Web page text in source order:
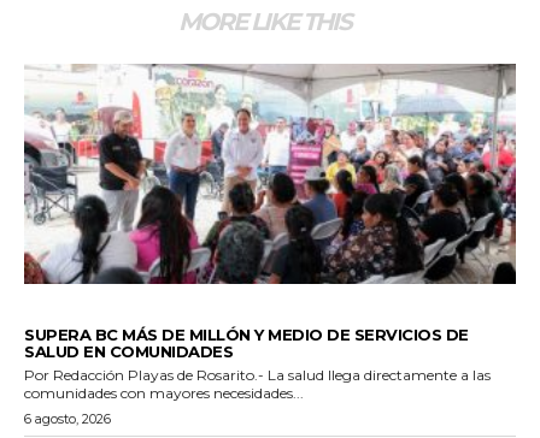
MORE LIKE THIS
SUPERA BC MÁS DE MILLÓN Y MEDIO DE SERVICIOS DE
SALUD EN COMUNIDADES
Por Redacción Playas de Rosarito.- La salud llega directamente a las
comunidades con mayores necesidades...
6 agosto, 2026